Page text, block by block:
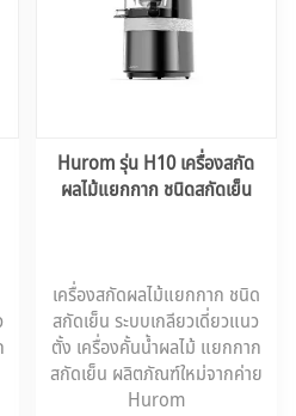
Hurom รุ่น H10 เครื่องสกัด
ผลไม้แยกกาก ชนิดสกัดเย็น
เครื่องสกัดผลไม้แยกกาก ชนิด
สกัดเย็น ระบบเกลียวเดี่ยวแนว
ตั้ง เครื่องคั้นน้ำผลไม้ แยกกาก
สกัดเย็น ผลิตภัณฑ์ใหม่จากค่าย
Hurom